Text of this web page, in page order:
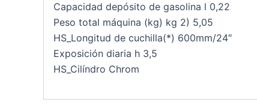
Capacidad depósito de gasolina l 0,22
Peso total máquina (kg) kg 2) 5,05
HS_Longitud de cuchilla(*) 600mm/24″
Exposición diaria h 3,5
HS_Cilíndro Chrom